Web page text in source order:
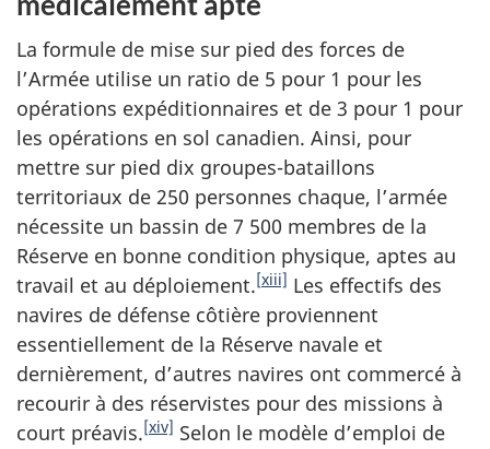
La formule de mise sur pied des forces de
l’Armée utilise un ratio de 5 pour 1 pour les
opérations expéditionnaires et de 3 pour 1 pour
les opérations en sol canadien. Ainsi, pour
mettre sur pied dix groupes-bataillons
territoriaux de 250 personnes chaque, l’armée
nécessite un bassin de 7 500 membres de la
Réserve en bonne condition physique, aptes au
travail et au déploiement.[xiii] Les effectifs des
navires de défense côtière proviennent
essentiellement de la Réserve navale et
dernièrement, d’autres navires ont commercé à
recourir à des réservistes pour des missions à
court préavis.[xiv] Selon le modèle d’emploi de